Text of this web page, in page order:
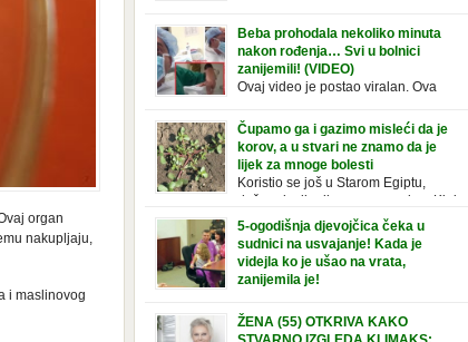
organ
nakupljaju,
i maslinovog
sljedeće o njoj. Nivea krema u klasičnoj, plavoj
kutiji, prepoznatljivog mirisa i jednostavne
formule, jeste nezamenljiv inventar u kupatilima i
muškaraca i žena. Mnogi ljudi se ne odvajaju od
nje, pa je čak nose sa […]
Beba prohodala nekoliko minuta
nakon rođenja… Svi u bolnici
zanijemili! (VIDEO)
Ovaj video je postao viralan. Ova
korake. To je mnoge nasmijalo. Ovaj video je baš
neobičan. Ne viđamo baš često ovakve korake
kod novorođenih beba. Video je snimila babica,
pregledalo ga je preko 80 miliona ljudi. Ove
babice su ostale u čudu nakon što su vidjeli kako
Čupamo ga i gazimo misleći da je
korov, a u stvari ne znamo da je
lijek za mnoge bolesti
Koristio se još u Starom Egiptu,
duže od milenijuma se uzgaja u Kini
i Indiji, Francuzi od njega prave različita
tradicionalna jela i čorbe… Jedino mi gazimo po
njemu, čupamo ga i bacamo kao korov! Tušt je
jednogodišnji, ali vrlo uporan “korov” koji, ka­da
nam se jednom nastani u bašti ili dvorištu, teško
5-ogodišnja djevojčica čeka u
sudnici na usvajanje! Kada je
videjla ko je ušao na vrata,
zanijemila je!
zbrinuta u hraniteljskoj porodici. Sada, u svojoj 5.
godini, dočekala je momenat usvajanja, kada će
ŽENA (55) OTKRIVA KAKO